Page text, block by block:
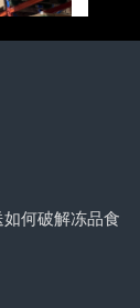
如何破解冻品食